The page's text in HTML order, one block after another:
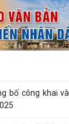
chỉ đạo của
ngày...
bố công khai
UBND thành